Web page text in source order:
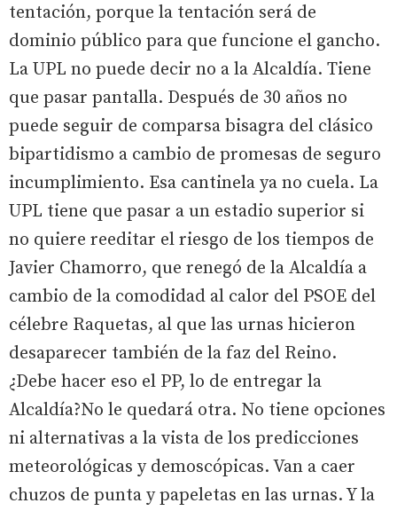
tentación, porque la tentación será de
dominio público para que funcione el gancho.
La UPL no puede decir no a la Alcaldía. Tiene
que pasar pantalla. Después de 30 años no
puede seguir de comparsa bisagra del clásico
bipartidismo a cambio de promesas de seguro
incumplimiento. Esa cantinela ya no cuela. La
UPL tiene que pasar a un estadio superior si
no quiere reeditar el riesgo de los tiempos de
Javier Chamorro, que renegó de la Alcaldía a
cambio de la comodidad al calor del PSOE del
célebre Raquetas, al que las urnas hicieron
desaparecer también de la faz del Reino.
¿Debe hacer eso el PP, lo de entregar la
Alcaldía?No le quedará otra. No tiene opciones
ni alternativas a la vista de los predicciones
meteorológicas y demoscópicas. Van a caer
chuzos de punta y papeletas en las urnas. Y la